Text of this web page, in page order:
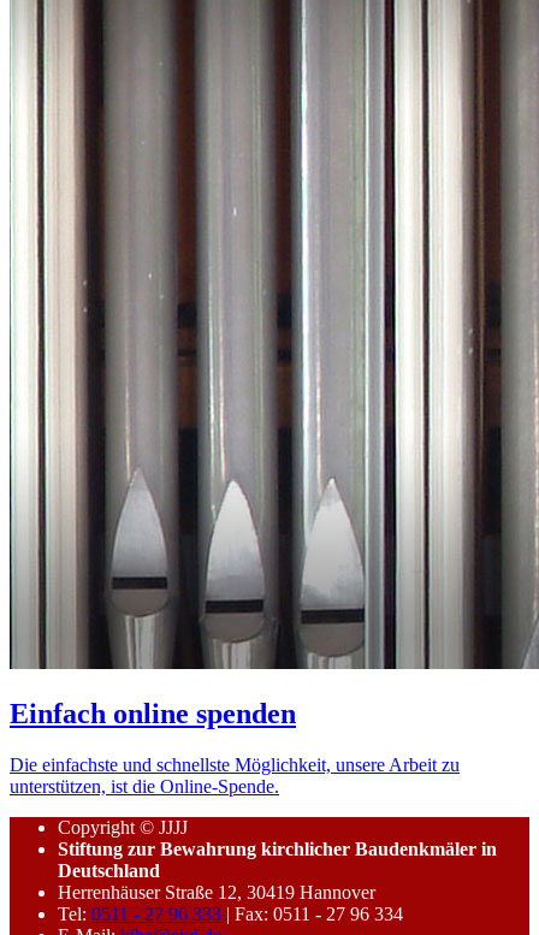
Einfach online spenden
Die einfachste und schnellste Möglichkeit, unsere Arbeit zu
unterstützen, ist die Online-Spende.
Copyright © JJJJ
Stiftung zur Bewahrung kirchlicher Baudenkmäler in
Deutschland
Herrenhäuser Straße 12, 30419 Hannover
Tel: 0511 - 27 96 333 | Fax: 0511 - 27 96 334